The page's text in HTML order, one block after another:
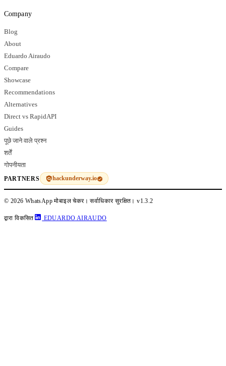
Company
Blog
About
Eduardo Airaudo
Compare
Showcase
Recommendations
Alternatives
Direct vs RapidAPI
Guides
पूछे जाने वाले प्रश्न
शर्तें
गोपनीयता
PARTNERS hackunderway.io
© 2026 WhatsApp मोबाइल चेकर। सर्वाधिकार सुरक्षित।v1.3.2
द्वारा विकसित EDUARDO AIRAUDO